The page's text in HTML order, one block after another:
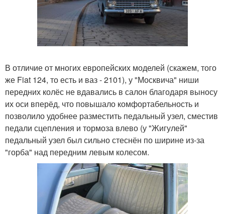
В отличие от многих европейских моделей (скажем, того
же Fiat 124, то есть и ваз - 2101), у "Москвича" ниши
передних колёс не вдавались в салон благодаря выносу
их оси вперёд, что повышало комфортабельность и
позволило удобнее разместить педальный узел, сместив
педали сцепления и тормоза влево (у "Жигулей"
педальный узел был сильно стеснён по ширине из-за
"горба" над передним левым колесом.